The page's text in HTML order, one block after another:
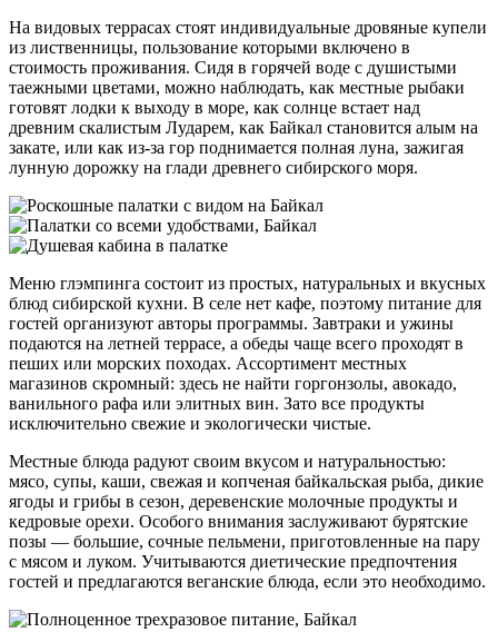
На видовых террасах стоят индивидуальные дровяные купели
из лиственницы, пользование которыми включено в
стоимость проживания. Сидя в горячей воде с душистыми
таежными цветами, можно наблюдать, как местные рыбаки
готовят лодки к выходу в море, как солнце встает над
древним скалистым Лударем, как Байкал становится алым на
закате, или как из-за гор поднимается полная луна, зажигая
лунную дорожку на глади древнего сибирского моря.
Меню глэмпинга состоит из простых, натуральных и вкусных
блюд сибирской кухни. В селе нет кафе, поэтому питание для
гостей организуют авторы программы. Завтраки и ужины
подаются на летней террасе, а обеды чаще всего проходят в
пеших или морских походах. Ассортимент местных
магазинов скромный: здесь не найти горгонзолы, авокадо,
ванильного рафа или элитных вин. Зато все продукты
исключительно свежие и экологически чистые.
Местные блюда радуют своим вкусом и натуральностью:
мясо, супы, каши, свежая и копченая байкальская рыба, дикие
ягоды и грибы в сезон, деревенские молочные продукты и
кедровые орехи. Особого внимания заслуживают бурятские
позы — большие, сочные пельмени, приготовленные на пару
с мясом и луком. Учитываются диетические предпочтения
гостей и предлагаются веганские блюда, если это необходимо.